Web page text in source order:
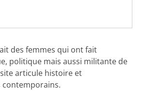
des femmes qui ont fait
politique mais aussi militante de
articule histoire et
contemporains.